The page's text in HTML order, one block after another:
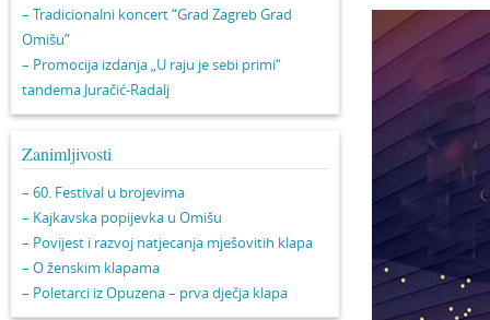
– Tradicionalni koncert “Grad Zagreb Grad
Omišu”
– Promocija izdanja „U raju je sebi primi“
tandema Juračić-Radalj
Zanimljivosti
– 60. Festival u brojevima
– Kajkavska popijevka u Omišu
– Povijest i razvoj natjecanja mješovitih klapa
– O ženskim klapama
– Poletarci iz Opuzena – prva dječja klapa